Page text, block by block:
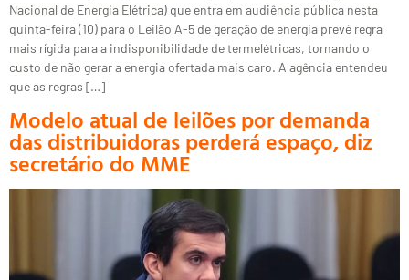
Nacional de Energia Elétrica) que entra em audiência pública nesta
quinta-feira (10) para o Leilão A-5 de geração de energia prevê regra
mais rígida para a indisponibilidade de termelétricas, tornando o
custo de não gerar a energia ofertada mais caro. A agência entendeu
que as regras […]
Modelo atual de leilões por demanda
das distribuidoras perderá espaço, diz
secretário do MME